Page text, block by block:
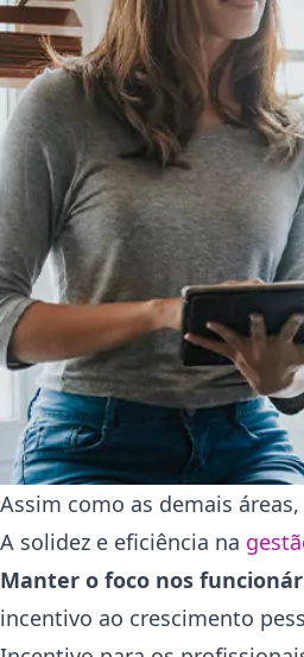
Assim como as demais
A solidez e eficiência na
Manter o foco nos
incentivo ao crescimento